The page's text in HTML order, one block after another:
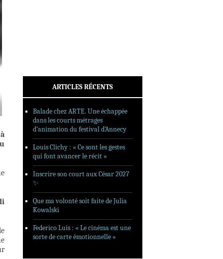
ARTICLES RÉCENTS
Balade chez ARTE. Une échappée
dans les courts métrages
d’animation du festival d’Annecy
Louis Clichy : « Ce sont les gestes
qui font avancer le récit »
Inscrire son court aux César 2027
✨
Que ma volonté soit faite de Julia
Kowalski
Federico Luis : « Le cinéma est une
sorte de carte émotionnelle »